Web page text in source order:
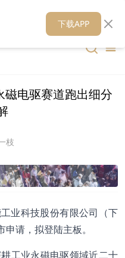
财华媒体矩阵 财华智库
磁电驱赛道跑出细分
枝
业科技股份有限公司（下
请，拟登陆主板。
工业永磁电驱领域近二十
下载APP